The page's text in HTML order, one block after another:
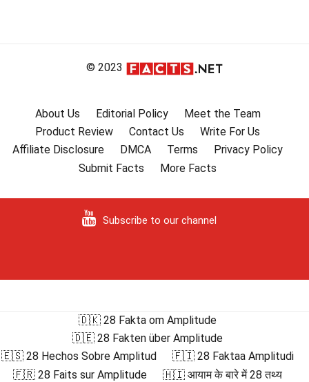
© 2023
About Us Editorial Policy
Meet the Team
Product Review
Contact Us
Write For Us
Affiliate Disclosure
DMCA Terms
Privacy Policy
Submit Facts
More Facts
Subscribe to our channel
🇩🇰 28 Fakta om Amplitude
🇩🇪 28 Fakten über Amplitude
🇪🇸 28 Hechos Sobre Amplitud
🇫🇮 28 Faktaa Amplitudi
🇫🇷 28 Faits sur Amplitude
🇭🇮 आयाम के बारे में 28 तथ्य